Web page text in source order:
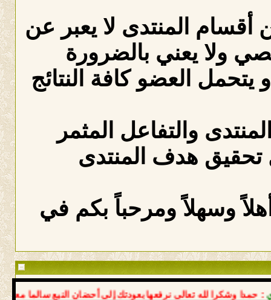
المنتدى لا يعبر عن
ولا يعني بالضرورة
العضو كافة النتائج
والتفاعل المثمر
هدف المنتدى
وسهلاً ومرحباً بكم في
وشكرا لله تعالى نرفعها بعودتك إلى أحضان النبع سالما معافى